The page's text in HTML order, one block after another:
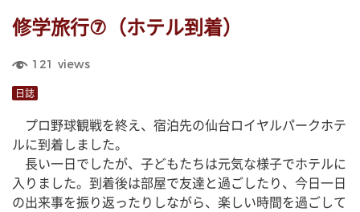
修学旅行⑦（ホテル到着）
121 views
日誌
プロ野球観戦を終え、宿泊先の仙台ロイヤルパークホテ
ルに到着しました。
長い一日でしたが、子どもたちは元気な様子でホテルに
入りました。到着後は部屋で友達と過ごしたり、今日一日
の出来事を振り返ったりしながら、楽しい時間を過ごして